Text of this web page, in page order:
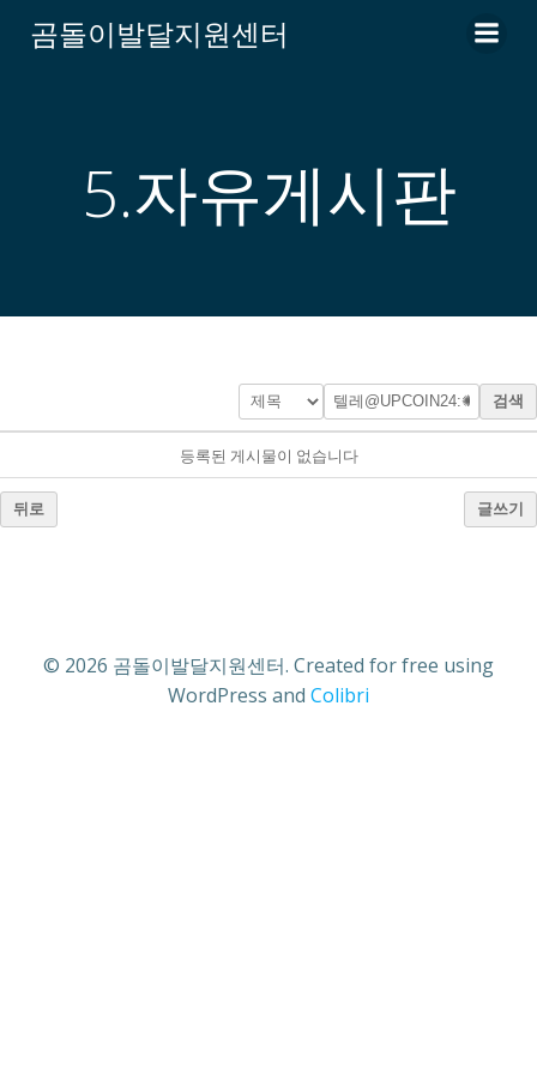
to
곰돌이발달지원센터
5.자유게시판
검색
등록된 게시물이 없습니다
뒤로 글쓰기
© 2026 곰돌이발달지원센터. Created for free using
WordPress and Colibri